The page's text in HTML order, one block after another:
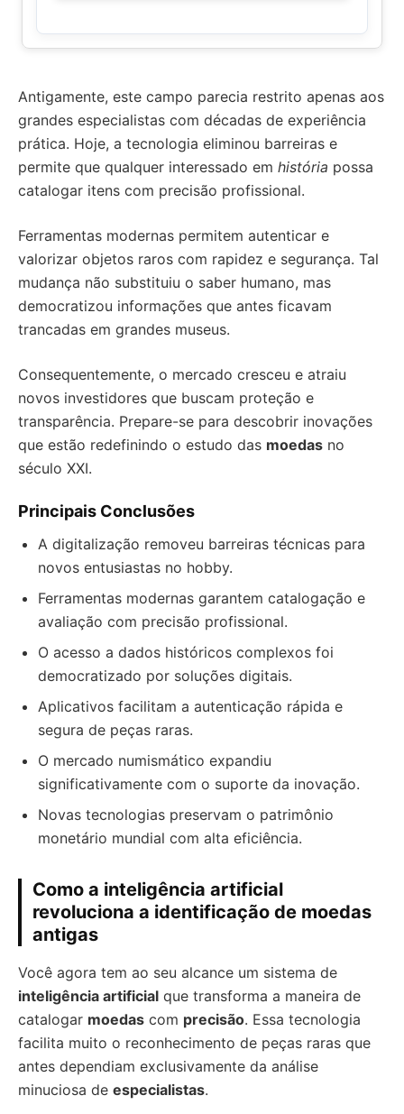
Antigamente, este campo parecia restrito apenas aos
grandes especialistas com décadas de experiência
prática. Hoje, a tecnologia eliminou barreiras e
permite que qualquer interessado em história possa
catalogar itens com precisão profissional.
Ferramentas modernas permitem autenticar e
valorizar objetos raros com rapidez e segurança. Tal
mudança não substituiu o saber humano, mas
democratizou informações que antes ficavam
trancadas em grandes museus.
Consequentemente, o mercado cresceu e atraiu
novos investidores que buscam proteção e
transparência. Prepare-se para descobrir inovações
que estão redefinindo o estudo das moedas no
século XXI.
Principais Conclusões
A digitalização removeu barreiras técnicas para
novos entusiastas no hobby.
Ferramentas modernas garantem catalogação e
avaliação com precisão profissional.
O acesso a dados históricos complexos foi
democratizado por soluções digitais.
Aplicativos facilitam a autenticação rápida e
segura de peças raras.
O mercado numismático expandiu
significativamente com o suporte da inovação.
Novas tecnologias preservam o patrimônio
monetário mundial com alta eficiência.
Como a inteligência artificial
revoluciona a identificação de moedas
antigas
Você agora tem ao seu alcance um sistema de
inteligência artificial que transforma a maneira de
catalogar moedas com precisão. Essa tecnologia
facilita muito o reconhecimento de peças raras que
antes dependiam exclusivamente da análise
minuciosa de especialistas.